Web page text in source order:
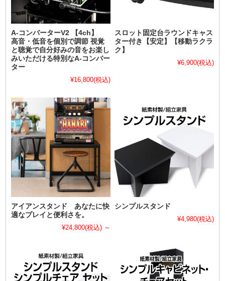
A-コンバーターV2 【4ch】
高音・低音を個別で調節 視覚
と聴覚で自分好みの音をお楽し
みいただける特別なA-コンバー
ター
¥16,800(税込)
スロット固定台ラウンドキャス
ター付き【安定】【移動ラクラ
ク】
¥6,900(税込)
アイアンスタンド あなたに快
適なプレイと便利さを。
¥24,800(税込) ～
シンプルスタンド
¥4,980(税込)